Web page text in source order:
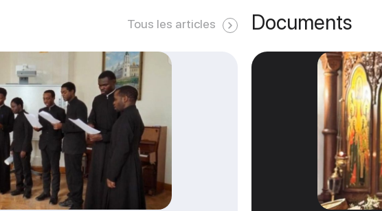
Tous les articles Documents